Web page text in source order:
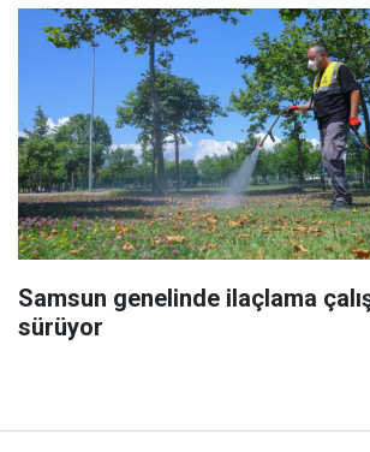
Samsun genelinde ilaçlama
sürüyor